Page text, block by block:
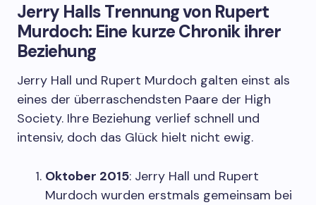
Jerry Halls Trennung von Rupert
Murdoch: Eine kurze Chronik ihrer
Beziehung
Jerry Hall und Rupert Murdoch galten einst als
eines der überraschendsten Paare der High
Society. Ihre Beziehung verlief schnell und
intensiv, doch das Glück hielt nicht ewig.
Oktober 2015: Jerry Hall und Rupert
Murdoch wurden erstmals gemeinsam bei